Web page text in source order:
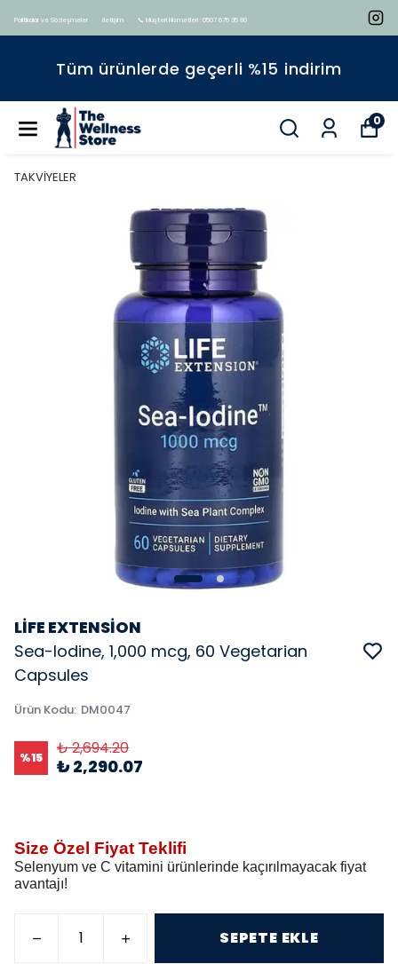
Politikalar ve Sözleşmeler İletişim 📞 Müşteri Hizmetleri : 0507 675 35 80
Tüm ürünlerde geçerli %15 indirim
0
TAKVİYELER
LİFE EXTENSİON
Sea-Iodine, 1,000 mcg, 60 Vegetarian
Capsules
Ürün Kodu: DM0047
%15 ₺ 2,694.20
₺ 2,290.07
Size Özel Fiyat Teklifi
Selenyum ve C vitamini ürünlerinde kaçırılmayacak fiyat
avantajı!
SEPETE EKLE